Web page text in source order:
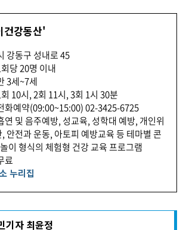
건강동산'
강동구 성내로 45
당 20명 이내
3세~7세
10시, 2회 11시, 3회 1시 30분
화예약(09:00~15:00) 02-3425-6725
및 음주예방, 성교육, 성학대 예방, 개인위
안전과 운동, 아토피 예방교육 등 테마별 콘
이 형식의 체험형 건강 교육 프로그램
료
누리집
기자 최윤정